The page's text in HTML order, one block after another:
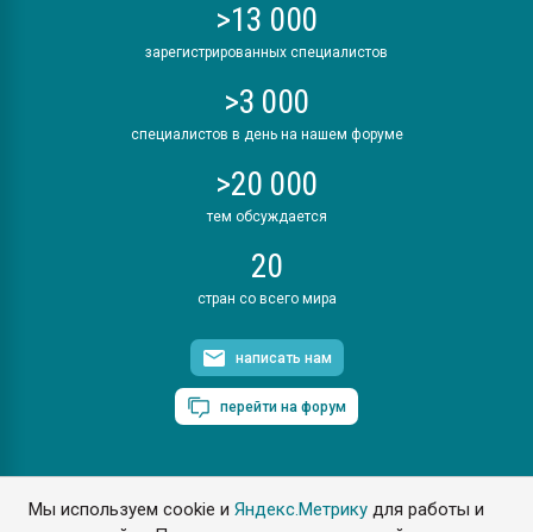
Мы используем cookie иЯндекс.Метрику для работы и
>13 000
зарегистрированных специалистов
>3 000
специалистов в день на нашем форуме
>20 000
тем обсуждается
20
стран со всего мира
написать нам
перейти на форум
ПластЭксперт © 2006. Все права защищены